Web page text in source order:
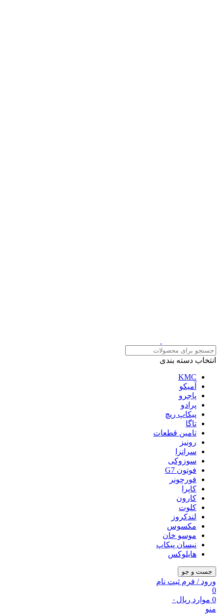
انتخاب دسته بندی
KMC
آمیکو
پاجرو
پرادو
پیکاپ ریچ
تاگا
تامین قطعات
رونیز
سرانزا
سوزوکی
فوتون G7
فورچونر
کاپرا
کارون
کلوت
لندکروز
مکسوس
موسو خان
نیسان پیکاپ
هایلوکس
جست و جو
ورود / فرم ثبت نام
0
0 موارد ریال ۰
منو